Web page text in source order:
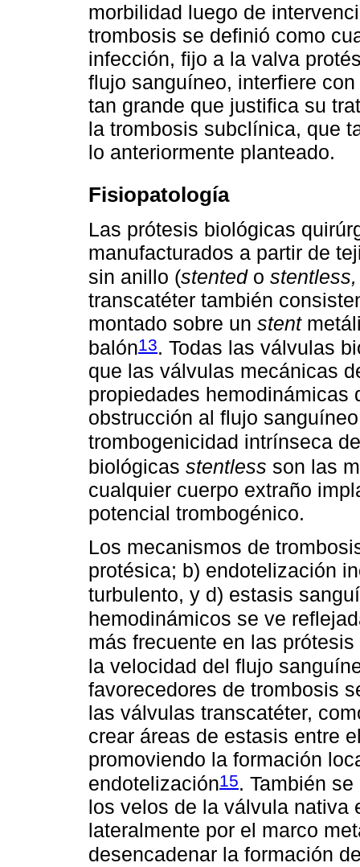
morbilidad luego de
trombosis se definió como
infección, fijo a la valva
flujo sanguíneo, interfiere
tan grande que justifica su
la trombosis subclínica, que
lo anteriormente planteado.
Fisiopatología
Las prótesis biológicas
manufacturados a partir de
sin anillo (stentedo stentless,
transcatéter también
montado sobre un stent
balón13. Todas las válvulas
que las válvulas mecánicas
propiedades
obstrucción al flujo
trombogenicidad intrínseca
biológicas stentless son las
cualquier cuerpo extraño
potencial trombogénico.
Los mecanismos de
protésica; b) endotelización
turbulento, y d) estasis
hemodinámicos se ve
más frecuente en las
la velocidad del flujo
favorecedores de trombosis
las válvulas transcatéter,
crear áreas de estasis entre
promoviendo la formación
endotelización15. También
los velos de la válvula nativa
lateralmente por el marco
desencadenar la formación